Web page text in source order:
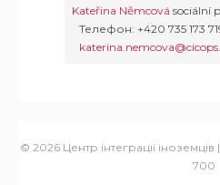
Kateřina Němcová sociální
Телефон: +420 735 173
© 2026 Центр інтеграції іноземців |
700